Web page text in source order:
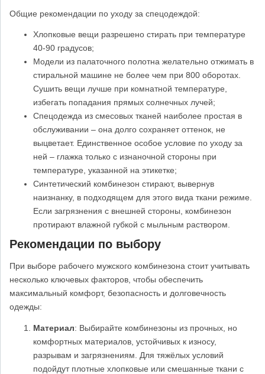
Общие рекомендации по уходу за спецодеждой:
Хлопковые вещи разрешено стирать при температуре
40-90 градусов;
Модели из палаточного полотна желательно отжимать в
стиральной машине не более чем при 800 оборотах.
Сушить вещи лучше при комнатной температуре,
избегать попадания прямых солнечных лучей;
Спецодежда из смесовых тканей наиболее простая в
обслуживании – она долго сохраняет оттенок, не
выцветает. Единственное особое условие по уходу за
ней – глажка только с изнаночной стороны при
температуре, указанной на этикетке;
Синтетический комбинезон стирают, вывернув
наизнанку, в подходящем для этого вида ткани режиме.
Если загрязнения с внешней стороны, комбинезон
протирают влажной губкой с мыльным раствором.
Рекомендации по выбору
При выборе рабочего мужского комбинезона стоит учитывать
несколько ключевых факторов, чтобы обеспечить
максимальный комфорт, безопасность и долговечность
одежды:
Материал: Выбирайте комбинезоны из прочных, но
комфортных материалов, устойчивых к износу,
разрывам и загрязнениям. Для тяжёлых условий
подойдут плотные хлопковые или смешанные ткани с